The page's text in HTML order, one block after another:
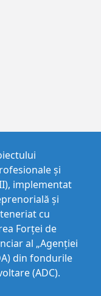
și
implementat
şi
cu
Forței de
al „Agenției
din fondurile
(ADC).